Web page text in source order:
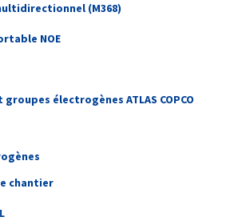
(M368)
NOE
électrogènes ATLAS COPCO
chantier